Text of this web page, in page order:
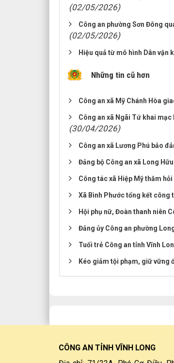
(02/05/2026)
Công an phường Sơn Đông
(02/05/2026)
Hiệu quả từ mô hình Dân vận
Những tin cũ hơn
Công an xã Mỹ Chánh Hòa
Công an xã Ngãi Tứ khai
(30/04/2026)
Công an xã Lương Phú bảo
Đảng bộ Công an xã Long
Công tác xã Hiệp Mỹ thăm
Xã Bình Phước tổng kết công
Hội phụ nữ, Đoàn thanh niên
Đảng ủy Công an phường
Tuổi trẻ Công an tỉnh Vĩnh
Kéo giảm tội phạm, giữ vững
CÔNG AN TỈNH VĨNH LONG